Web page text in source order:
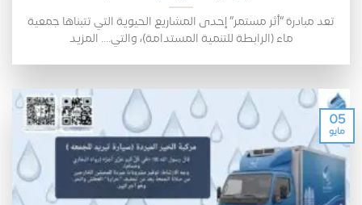
تعد مبادرة “أثر مستمر” إحدى المشاريع الحيوية التي تتبناها جمعية
ماء (الرابطة للتنمية المستدامة)، والتي.... المزيد
05
مايو